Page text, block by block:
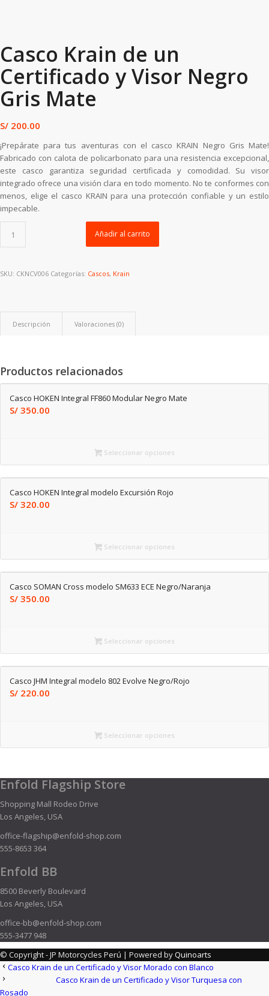
Casco Krain de un
Certificado y Visor Negro
Gris Mate
S/ 200.00
¡Prepárate para tus aventuras con el casco KRAIN Negro Gris Mate!
Fabricado con calota de policarbonato para una resistencia excepcional,
este casco garantiza seguridad certificada y comodidad. Su visor
integrado ofrece una visión clara en todo momento. No te conformes con
menos, elige el casco KRAIN para una protección confiable y un estilo
impecable.
Añadir al carrito
SKU: CKNCV006 Categorías: Cascos, Krain
Descripción Valoraciones (0)
Productos relacionados
Casco HOKEN Integral FF860 Modular Negro Mate
S/ 350.00
Seleccionar opciones
Casco HOKEN Integral modelo Excursión Rojo
S/ 320.00
Seleccionar opciones
Casco SOMAN Cross modelo SM633 ECE Negro/Naranja
S/ 350.00
Seleccionar opciones
Casco JHM Integral modelo 802 Evolve Negro/Rojo
S/ 220.00
Seleccionar opciones
Enfold Flagship Store
Shopping Mall Rodeo Drive
Los Angeles, USA
office-flagship@enfold-shop.com
555-8653 364
Enfold BB
8500 Beverly Boulevard
Los Angeles, USA
office-bb@enfold-shop.com
555-3477 948
© Copyright - JP Motorcycles Perú | Powered byQuinoarts
Casco Krain de un Certificado y Visor Morado con Blanco
Casco Krain de un Certificado y Visor Turquesa con
Rosado